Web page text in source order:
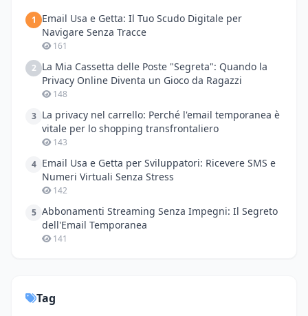
1
Email Usa e Getta: Il Tuo Scudo Digitale per
Navigare Senza Tracce
161
2 La Mia Cassetta delle Poste "Segreta": Quando la
Privacy Online Diventa un Gioco da Ragazzi
148
3 La privacy nel carrello: Perché l'email temporanea è
vitale per lo shopping transfrontaliero
143
4 Email Usa e Getta per Sviluppatori: Ricevere SMS e
Numeri Virtuali Senza Stress
142
5 Abbonamenti Streaming Senza Impegni: Il Segreto
dell'Email Temporanea
141
Tag